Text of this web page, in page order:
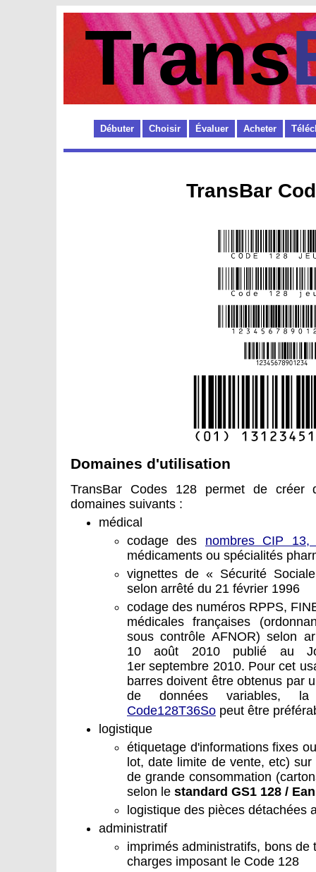
Trans
Débuter Choisir Évaluer Acheter
TransBar
Domaines d'utilisation
TransBar Codes 128 permet de
domaines suivants :
médical
codage des nombres CIP
médicaments ou spécialités
vignettes de « Sécurité
selon arrêté du 21 février 1996
codage des numéros RPPS,
médicales françaises
sous contrôle AFNOR) selon
10 août 2010 publié au
1er septembre 2010. Pour cet
barres doivent être obtenus par
de données variables,
Code128T36So peut être
logistique
étiquetage d'informations fixes
lot, date limite de vente, etc)
de grande consommation
selon le standard GS1 128 /
logistique des pièces détachées
administratif
imprimés administratifs, bons
charges imposant le Code 128